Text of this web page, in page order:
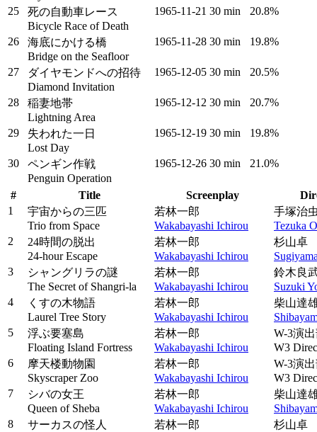
25
死の自動車レース
Bicycle Race of Death
1965‑11‑21 30 min 20.8%
26
海底にかける橋
Bridge on the Seafloor
1965‑11‑28 30 min 19.8%
27
ダイヤモンドへの招待
Diamond Invitation
1965‑12‑05 30 min 20.5%
28
稲妻地帯
Lightning Area
1965‑12‑12 30 min 20.7%
29
失われた一日
Lost Day
1965‑12‑19 30 min 19.8%
30
ペンギン作戦
Penguin Operation
1965‑12‑26 30 min 21.0%
# Title Screenplay
1
宇宙からの三匹
Trio from Space
若林一郎
Wakabayashi Ichirou
手塚治
Tezuka
2
24時間の脱出
24-hour Escape
若林一郎
Wakabayashi Ichirou
杉山卓
3
シャングリラの謎
The Secret of Shangri-la
若林一郎
Wakabayashi Ichirou
鈴木良
Suzuki
4
くすの木物語
Laurel Tree Story
若林一郎
Wakabayashi Ichirou
柴山達
5
浮ぶ要塞島
Floating Island Fortress
若林一郎
Wakabayashi Ichirou
W-3演
W3
6
摩天楼動物園
Skyscraper Zoo
若林一郎
Wakabayashi Ichirou
W-3演
W3
7
シバの女王
Queen of Sheba
若林一郎
Wakabayashi Ichirou
柴山達
8
サーカスの怪人
若林一郎
杉山卓